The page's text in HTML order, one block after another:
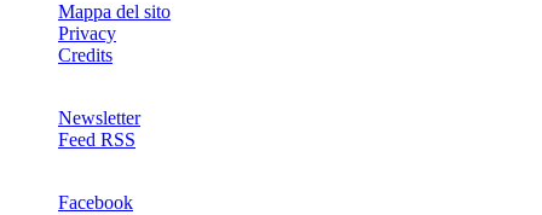
Mappa del sito
Privacy
Credits
Newsletter
Feed RSS
Facebook